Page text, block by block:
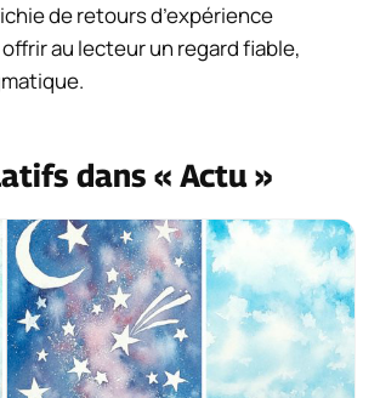
de retours d’expérience
au lecteur un regard fiable,
dans « Actu »